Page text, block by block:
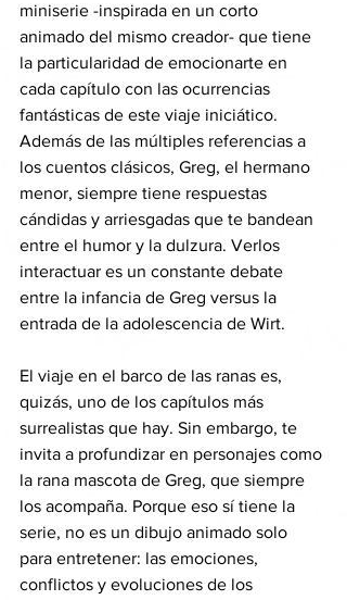
miniserie -inspirada en un corto
animado del mismo creador- que tiene
la particularidad de emocionarte en
cada capítulo con las ocurrencias
fantásticas de este viaje iniciático.
Además de las múltiples referencias a
los cuentos clásicos, Greg, el hermano
menor, siempre tiene respuestas
cándidas y arriesgadas que te bandean
entre el humor y la dulzura. Verlos
interactuar es un constante debate
entre la infancia de Greg versus la
entrada de la adolescencia de Wirt.
El viaje en el barco de las ranas es,
quizás, uno de los capítulos más
surrealistas que hay. Sin embargo, te
invita a profundizar en personajes como
la rana mascota de Greg, que siempre
los acompaña. Porque eso sí tiene la
serie, no es un dibujo animado solo
para entretener: las emociones,
conflictos y evoluciones de los